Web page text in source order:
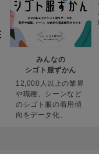
みんなの
シゴト服ずかん
12,000人以上の業界
や職種、シーンなど
のシゴト服の着用傾
向をデータ化。